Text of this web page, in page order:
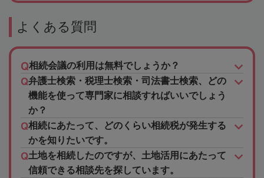
よくある質問
相続会議の利用は無料でしょうか？
弁護士検索・税理士検索・司法書士検索、どの
機能を使って専門家に相談すればいいでしょう
か？
相続にあたって、どのくらい相続税が発生する
かを知りたいです。
土地を相続したのですが、土地活用にあたって
信頼できる相談先を探しています。